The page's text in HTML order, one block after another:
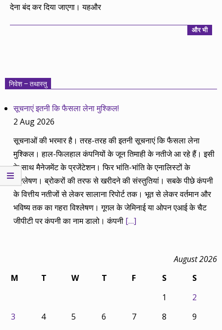
देना बंद कर दिया जाएगा। यहऔर
और भी
निवेश – तथास्तु
सूचनाएं इतनी कि फैसला लेना मुश्किल!
2 Aug 2026
सूचनाओं की भरमार है। तरह-तरह की इतनी सूचनाएं कि फैसला लेना
मुश्किल। हाल-फिलहाल कंपनियों के जून तिमाही के नतीजे आ रहे हैं। इसी
के साथ मैनेजमेंट के प्रजेंटेशन। फिर भांति-भांति के एनालिस्टों के
विश्लेषण। ब्रोकरों की तरफ से खरीदने की संस्तुतियां। सबके पीछे कंपनी
के वित्तीय नतीजों से लेकर सालाना रिपोर्ट तक। भूत से लेकर वर्तमान और
भविष्य तक का गहरा विश्लेषण। गूगल के जेमिनाई या ओपन एआई के चैट
जीपीटी पर कंपनी का नाम डालो। कंपनी […]
August 2026
M
T W T F S
S
1
2
3
4 5 6 7 8
9